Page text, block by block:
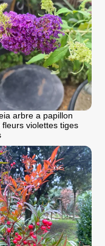
arbre a papillon
fleurs violettes tiges